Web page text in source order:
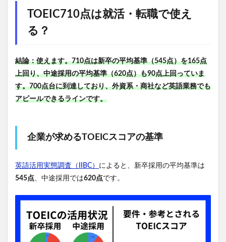
TOEIC710点は就活・転職で使え
る？
結論：使えます。710点は新卒の平均基準（545点）を165点
上回り、中途採用の平均基準（620点）も90点上回っていま
す。700点台に到達しており、外資系・商社など英語業務でも
アピールできるラインです。
企業が求めるTOEICスコアの基準
英語活用実態調査（IIBC） によると、新卒採用の平均基準は
545点、中途採用では620点です。